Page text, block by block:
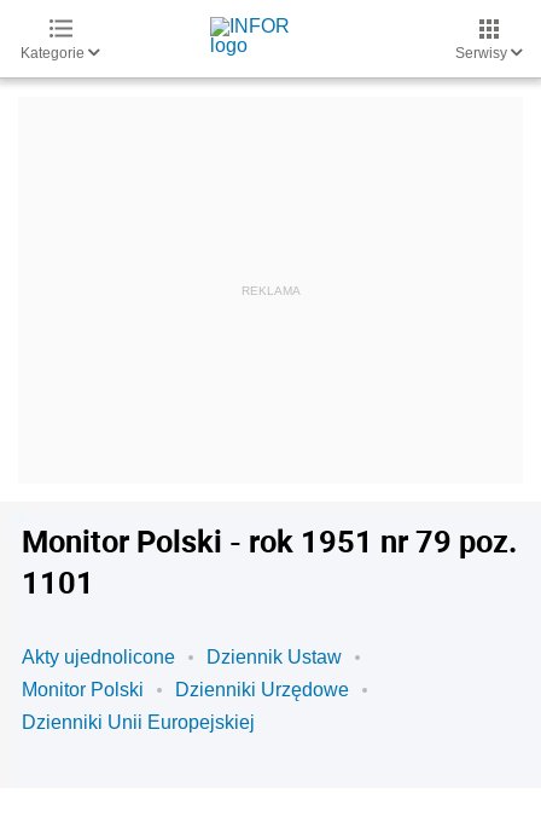
Kategorie Serwisy
Monitor Polski - rok 1951 nr 79 poz.
1101
Akty ujednolicone
Dziennik Ustaw
Monitor Polski
Dzienniki Urzędowe
Dzienniki Unii Europejskiej